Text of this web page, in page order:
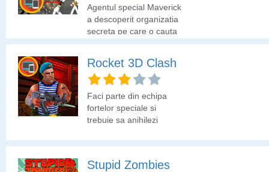
Agentul special Maverick
a descoperit organizatia
secreta pe care o cauta
de ceva timp. Acum el
inaimicii.
Rocket 3D Clash
Faci parte din echipa
fortelor speciale si
trebuie sa anihilezi
Stupid Zombies